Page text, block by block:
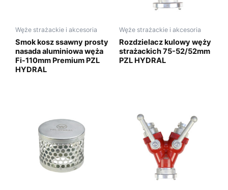
Węże strażackie i akcesoria
Smok kosz ssawny prosty
nasada aluminiowa węża
Fi-110mm Premium PZL
HYDRAL
Węże strażackie i akcesoria
Rozdzielacz kulowy węży
strażackich 75-52/52mm
PZL HYDRAL